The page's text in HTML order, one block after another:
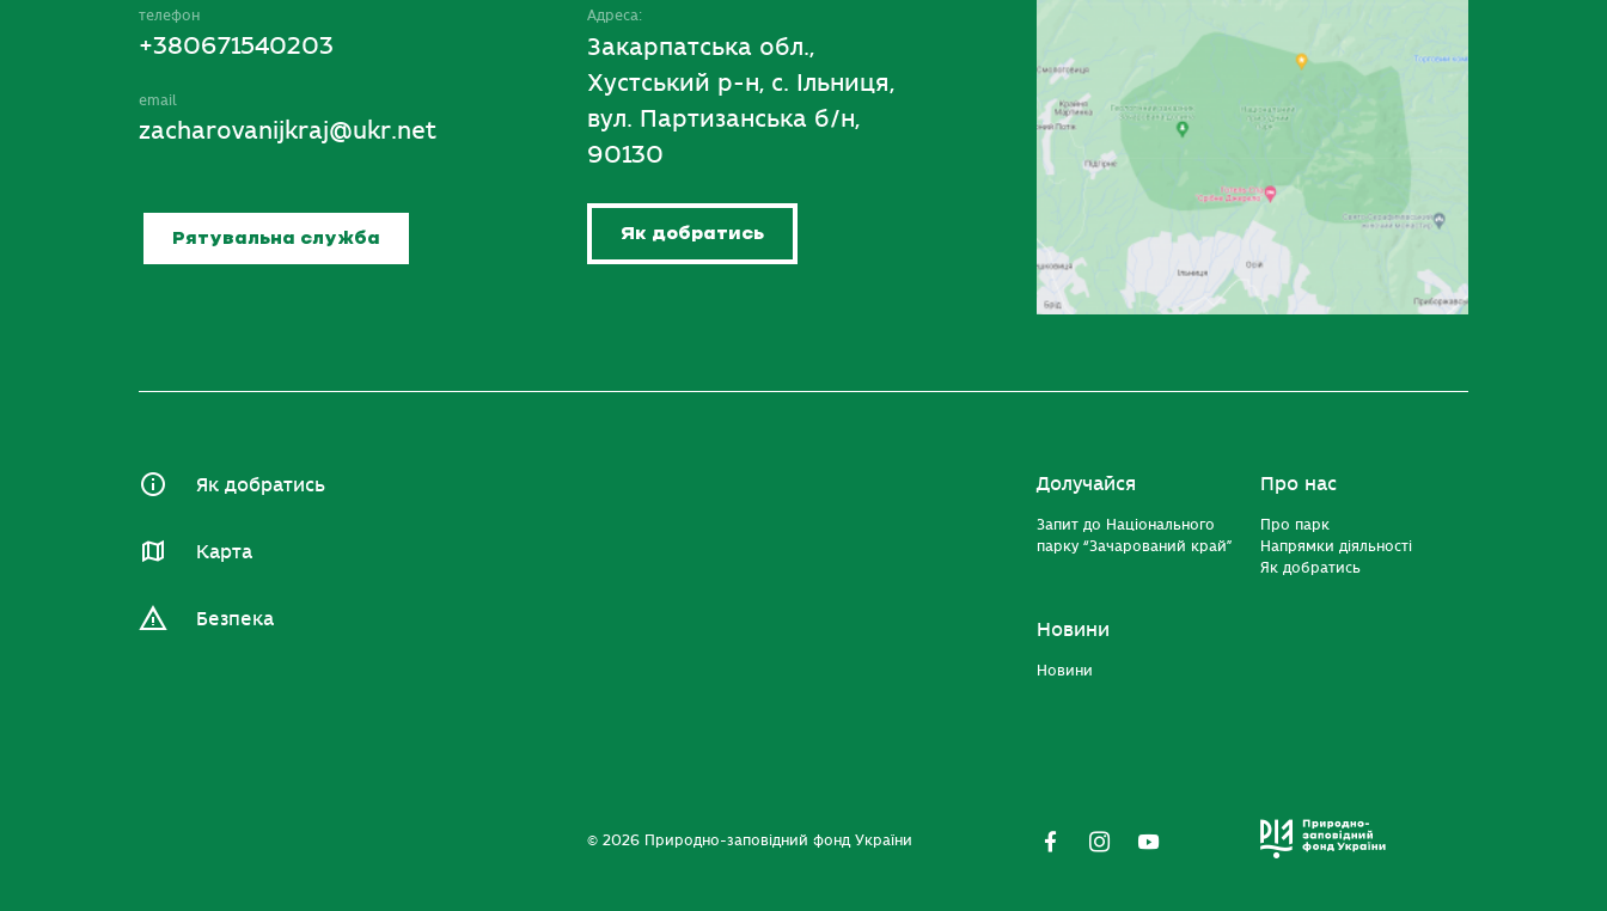
телефон
+380671540203
email
zacharovanijkraj@ukr.net
Рятувальна служба
Адреса:
Закарпатська обл.,
Хустський р-н, с. Ільниця,
вул. Партизанська б/н,
90130
Як добратись
Як добратись
Карта
Безпека
Долучайся
Запит до Національного
парку “Зачарований край”
Новини
Новини
Про нас
Про парк
Напрямки діяльності
Як добратись
© 2026 Природно-заповідний фонд України